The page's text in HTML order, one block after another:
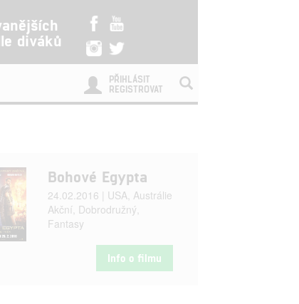
diváků
PŘIHLÁSIT
REGISTROVAT
Bohové Egypta
24.02.2016 | USA, Austrálie
Akční, Dobrodružný,
Fantasy
Info o filmu